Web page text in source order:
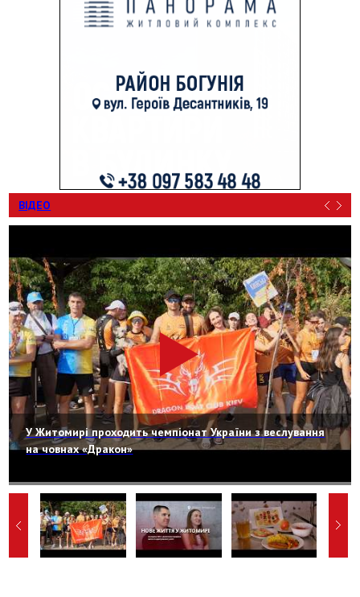
ВІДЕО
У Житомирі проходить чемпіонат України з веслування
на човнах «Дракон»